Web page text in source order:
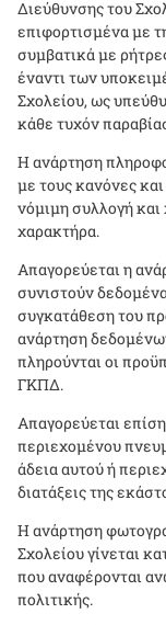
Διεύθυνσης του
επιφορτισμένα με
συμβατικά με
έναντι των
Σχολείου, ως
κάθε τυχόν
Η ανάρτηση
με τους κανόνες
νόμιμη συλλογή
χαρακτήρα.
Απαγορεύεται η
συνιστούν
συγκατάθεση του
ανάρτηση
πληρούνται οι
ΓΚΠΔ.
Απαγορεύεται
περιεχομένου
άδεια αυτού ή
διατάξεις της
Η ανάρτηση
Σχολείου γίνεται
που αναφέρονται
πολιτικής.